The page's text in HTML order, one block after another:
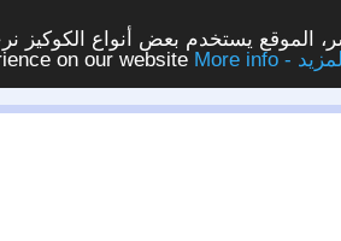
الموقع يستخدم بعض أنواع الكوكيز
on our website
More info - المزيد